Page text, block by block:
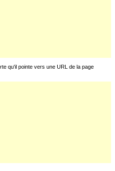
qu'il pointe vers une URL de la page